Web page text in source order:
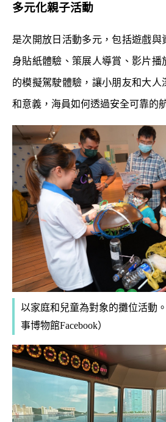
多元化親子活動
是次開放日活動多元，包括遊戲與
身貼紙體驗、策展人導賞、影片播
的模擬駕駛體驗，讓小朋友和大人
和意義，海員如何透過安全可靠的
以家庭和兒童為對象的攤位活動。
事博物館Facebook）